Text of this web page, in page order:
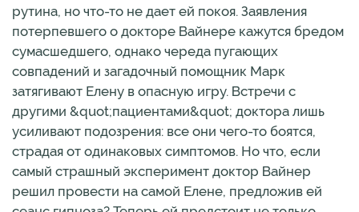
рутина, но что-то не дает ей покоя. Заявления
потерпевшего о докторе Вайнере кажутся бредом
сумасшедшего, однако череда пугающих
совпадений и загадочный помощник Марк
затягивают Елену в опасную игру. Встречи с
другими &quot;пациентами&quot; доктора лишь
усиливают подозрения: все они чего-то боятся,
страдая от одинаковых симптомов. Но что, если
самый страшный эксперимент доктор Вайнер
решил провести на самой Елене, предложив ей